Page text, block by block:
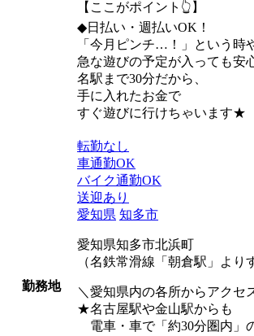
【ここがポイント👆】
◆日払い・週払いOK！
「今月ピンチ…！」という時
急な遊びの予定が入っても安
名駅まで30分だから、
手に入れたお金で
すぐ遊びに行けちゃいます★
勤務地
転勤なし
車通勤OK
バイク通勤OK
送迎あり
愛知県 知多市
愛知県知多市北浜町
（名鉄常滑線「朝倉駅」より
＼愛知県内の各所からアクセ
★名古屋駅や金山駅からも
電車・車で「約30分圏内」